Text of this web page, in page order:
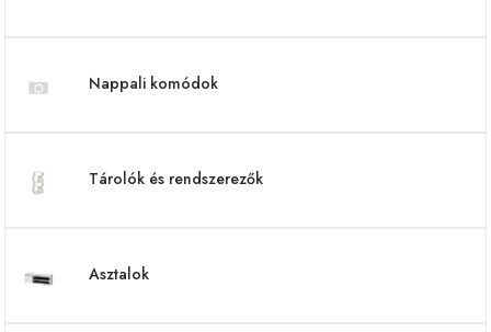
Nappali komódok
Tárolók és rendszerezők
Asztalok